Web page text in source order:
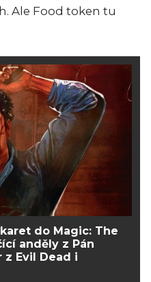
Ale Food token tu
do Magic: The
anděly z Pán
z Evil Dead i